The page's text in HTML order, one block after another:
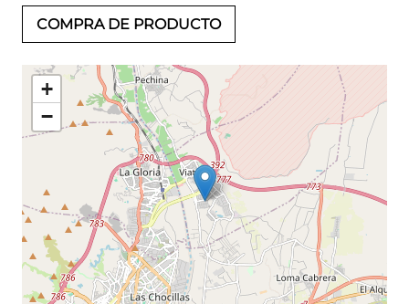
COMPRA DE PRODUCTO
+
−